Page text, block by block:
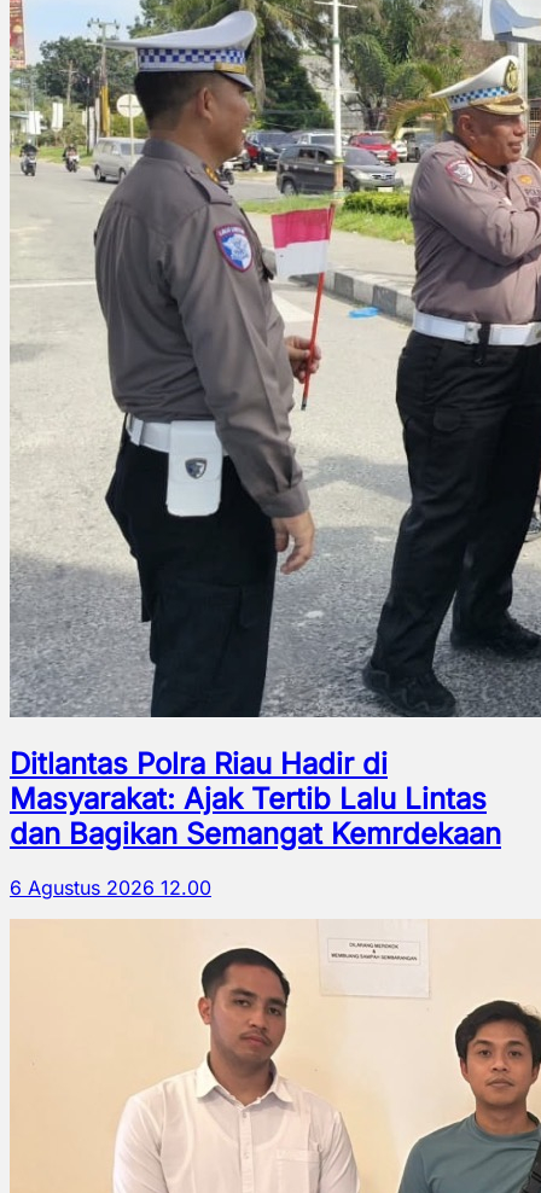
Ditlantas Polra Riau Hadir di
Masyarakat: Ajak Tertib Lalu Lintas
dan Bagikan Semangat Kemrdekaan
6 Agustus 2026 12.00